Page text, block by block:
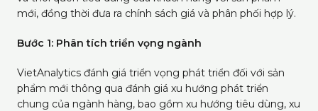
mới, đồng thời đưa ra chính sách giá và phân phối hợp lý.
Bước 1: Phân tích triển vọng ngành
VietAnalytics đánh giá triển vọng phát triển đối với sản
phẩm mới thông qua đánh giá xu hướng phát triển
chung của ngành hàng, bao gồm xu hướng tiêu dùng, xu